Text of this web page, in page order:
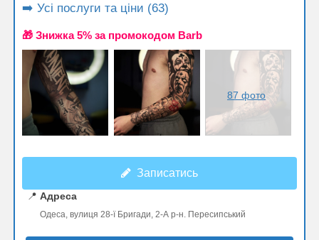
➡️ Усі послуги та ціни (63)
🎁 Знижка 5% за промокодом Barb
87 фото
Записатись
📍 Адреса
Одеса, вулиця 28-ї Бригади, 2-А р-н. Пересипський